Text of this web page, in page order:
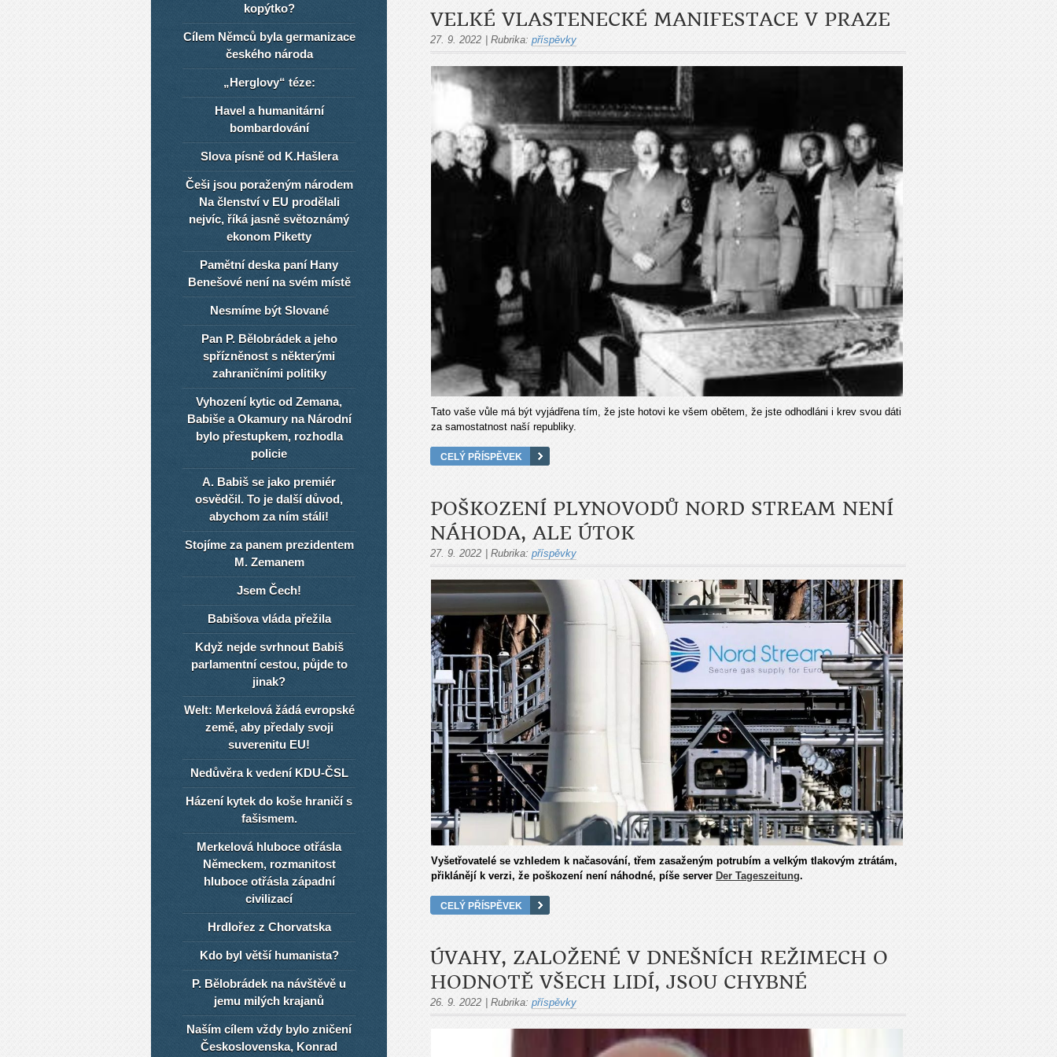
VELKÉ VLASTENECKÉ MANIFESTACE V PRAZE
27. 9. 2022 Rubrika: příspěvky
Tato vaše vůle má být vyjádřena tím, že jste hotovi ke všem obětem, že jste odhodláni i krev svou dáti
za samostatnost naší republiky.
CELÝ PŘÍSPĚVEK
POŠKOZENÍ PLYNOVODŮ NORD STREAM NENÍ
NÁHODA, ALE ÚTOK
27. 9. 2022 Rubrika: příspěvky
Vyšetřovatelé se vzhledem k načasování, třem zasaženým potrubím a velkým tlakovým ztrátám,
přiklánějí k verzi, že poškození není náhodné, píše server Der Tageszeitung.
CELÝ PŘÍSPĚVEK
ÚVAHY, ZALOŽENÉ V DNEŠNÍCH REŽIMECH O
HODNOTĚ VŠECH LIDÍ, JSOU CHYBNÉ
26. 9. 2022 | Rubrika: příspěvky
kopýtko?
Cílem Němců byla germanizace
českého národa
„Herglovy“ téze:
Havel a humanitární
bombardování
Slova písně od K.Hašlera
Češi jsou poraženým národem
Na členství v EU prodělali
nejvíc, říká jasně světoznámý
ekonom Piketty
Pamětní deska paní Hany
Benešové není na svém místě
Nesmíme být Slované
Pan P. Bělobrádek a jeho
spřízněnost s některými
zahraničními politiky
Vyhození kytic od Zemana,
Babiše a Okamury na Národní
bylo přestupkem, rozhodla
policie
A. Babiš se jako premiér
osvědčil. To je další důvod,
abychom za ním stáli!
Stojíme za panem prezidentem
M. Zemanem
Jsem Čech!
Babišova vláda přežila
Když nejde svrhnout Babiš
parlamentní cestou, půjde to
jinak?
Welt: Merkelová žádá evropské
země, aby předaly svoji
suverenitu EU!
Nedůvěra k vedení KDU-ČSL
Házení kytek do koše hraničí s
fašismem.
Merkelová hluboce otřásla
Německem, rozmanitost
hluboce otřásla západní
civilizací
Hrdlořez z Chorvatska
Kdo byl větší humanista?
P. Bělobrádek na návštěvě u
jemu milých krajanů
Naším cílem vždy bylo zničení
Československa, Konrad